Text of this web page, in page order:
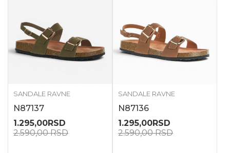
SANDALE RAVNE
N87137
1.295,00RSD
2.590,00RSD
SANDALE RAVNE
N87136
1.295,00RSD
2.590,00RSD